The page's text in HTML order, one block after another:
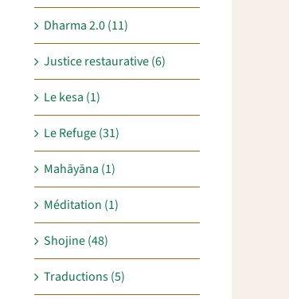
Dharma 2.0 (11)
Justice restaurative (6)
Le kesa (1)
Le Refuge (31)
Mahāyāna (1)
Méditation (1)
Shojine (48)
Traductions (5)